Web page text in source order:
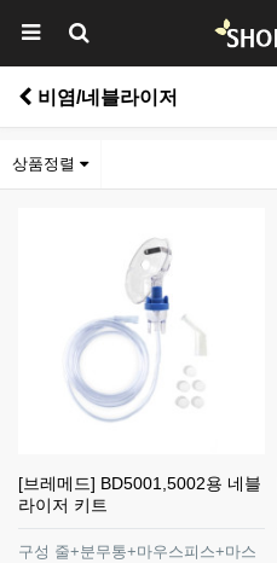
비염/네블라이저
상품정렬
[브레메드] BD5001,5002용 네블
라이저 키트
구성 줄+분무통+마우스피스+마스